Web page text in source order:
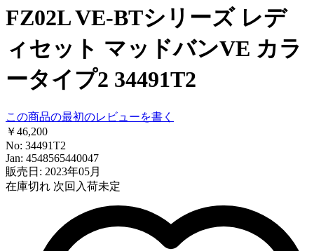
FZ02L VE-BTシリーズ レデ
ィセット マッドバンVE カラ
ータイプ2 34491T2
この商品の最初のレビューを書く
￥46,200
No: 34491T2
Jan: 4548565440047
販売日: 2023年05月
在庫切れ 次回入荷未定